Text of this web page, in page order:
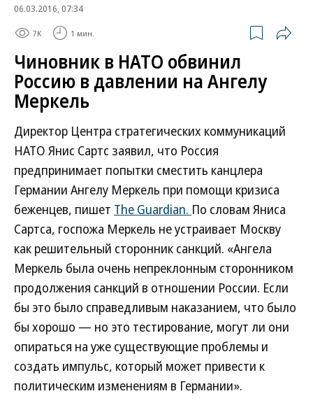
06.03.2016, 07:34
7K 1 мин.
Чиновник в НАТО обвинил
Россию в давлении на Ангелу
Меркель
Директор Центра стратегических коммуникаций
НАТО Янис Сартс заявил, что Россия
предпринимает попытки сместить канцлера
Германии Ангелу Меркель при помощи кризиса
беженцев, пишет The Guardian. По словам Яниса
Сартса, госпожа Меркель не устраивает Москву
как решительный сторонник санкций. «Ангела
Меркель была очень непреклонным сторонником
продолжения санкций в отношении России. Если
бы это было справедливым наказанием, что было
бы хорошо — но это тестирование, могут ли они
опираться на уже существующие проблемы и
создать импульс, который может привести к
политическим изменениям в Германии».